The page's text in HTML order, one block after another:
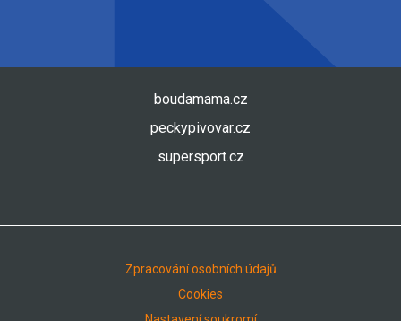
boudamama.cz
peckypivovar.cz
supersport.cz
Zpracování osobních údajů
Cookies